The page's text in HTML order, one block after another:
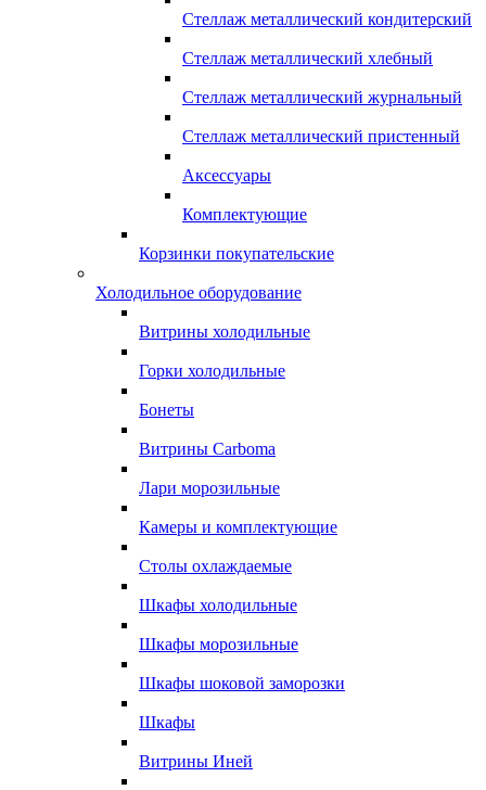
Стеллаж металлический кондитерский
Стеллаж металлический хлебный
Стеллаж металлический журнальный
Стеллаж металлический пристенный
Аксессуары
Комплектующие
Корзинки покупательские
Холодильное оборудование
Витрины холодильные
Горки холодильные
Бонеты
Витрины Carboma
Лари морозильные
Камеры и комплектующие
Столы охлаждаемые
Шкафы холодильные
Шкафы морозильные
Шкафы шоковой заморозки
Шкафы
Витрины Иней